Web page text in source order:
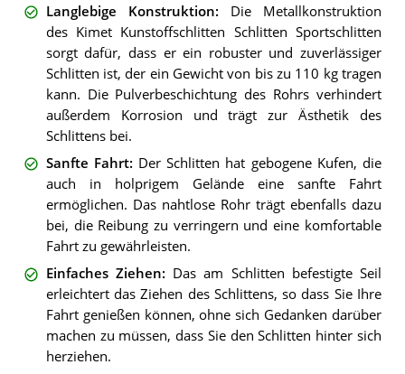
Langlebige Konstruktion: Die Metallkonstruktion
des Kimet Kunstoffschlitten Schlitten Sportschlitten
sorgt dafür, dass er ein robuster und zuverlässiger
Schlitten ist, der ein Gewicht von bis zu 110 kg tragen
kann. Die Pulverbeschichtung des Rohrs verhindert
außerdem Korrosion und trägt zur Ästhetik des
Schlittens bei.
Sanfte Fahrt: Der Schlitten hat gebogene Kufen, die
auch in holprigem Gelände eine sanfte Fahrt
ermöglichen. Das nahtlose Rohr trägt ebenfalls dazu
bei, die Reibung zu verringern und eine komfortable
Fahrt zu gewährleisten.
Einfaches Ziehen: Das am Schlitten befestigte Seil
erleichtert das Ziehen des Schlittens, so dass Sie Ihre
Fahrt genießen können, ohne sich Gedanken darüber
machen zu müssen, dass Sie den Schlitten hinter sich
herziehen.